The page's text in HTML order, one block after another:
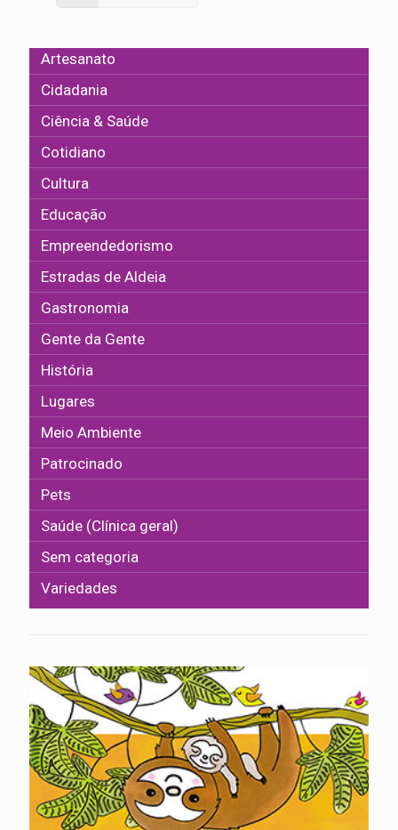
Artesanato
Cidadania
Ciência & Saúde
Cotidiano
Cultura
Educação
Empreendedorismo
Estradas de Aldeia
Gastronomia
Gente da Gente
História
Lugares
Meio Ambiente
Patrocinado
Pets
Saúde (Clínica geral)
Sem categoria
Variedades